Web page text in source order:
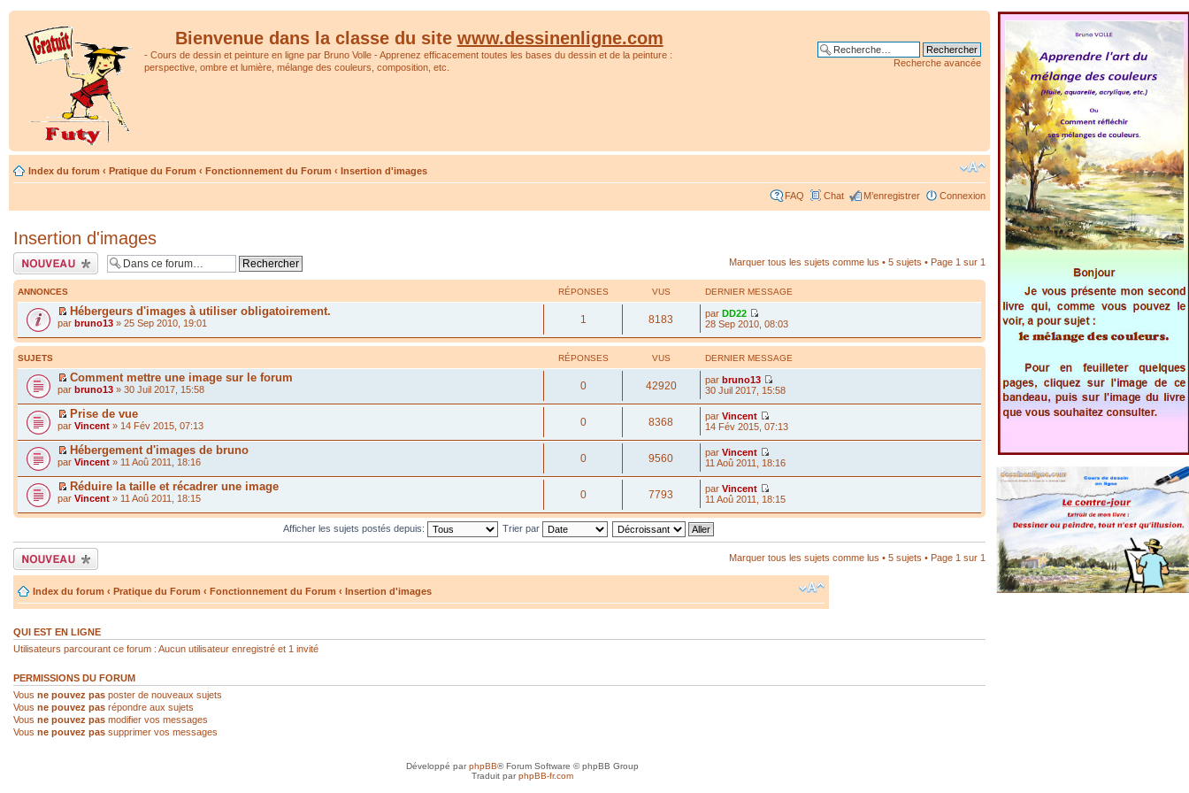
Bienvenue dans la classe du site www.dessinenligne.com
- Cours de dessin et peinture en ligne par Bruno Volle - Apprenez efficacement toutes les bases du dessin et de la peinture :
perspective, ombre et lumière, mélange des couleurs, composition, etc.
Recherche avancée
Index du forum ‹ Pratique du Forum ‹ Fonctionnement du Forum ‹ Insertion d'images
FAQ Chat M’enregistrer Connexion
Insertion d'images
Écrire un nouveau
sujet
Marquer tous les sujets comme lus • 5 sujets • Page 1 sur 1
ANNONCES RÉPONSES VUS DERNIER MESSAGE
Hébergeurs d'images à utiliser obligatoirement.
par bruno13 » 25 Sep 2010, 19:01 1 8183 par DD22
28 Sep 2010, 08:03
SUJETS RÉPONSES VUS DERNIER MESSAGE
Comment mettre une image sur le forum
par bruno13 » 30 Juil 2017, 15:58 0 42920 par bruno13
30 Juil 2017, 15:58
Prise de vue
par Vincent » 14 Fév 2015, 07:13 0 8368 par Vincent
14 Fév 2015, 07:13
Hébergement d'images de bruno
par Vincent » 11 Aoû 2011, 18:16 0 9560 par Vincent
11 Aoû 2011, 18:16
Réduire la taille et récadrer une image
par Vincent » 11 Aoû 2011, 18:15 0 7793 par Vincent
11 Aoû 2011, 18:15
Afficher les sujets postés depuis: Trier par
Écrire un nouveau
sujet
Marquer tous les sujets comme lus • 5 sujets • Page 1 sur 1
Index du forum ‹ Pratique du Forum ‹ Fonctionnement du Forum ‹ Insertion d'images
QUI EST EN LIGNE
Utilisateurs parcourant ce forum : Aucun utilisateur enregistré et 1 invité
PERMISSIONS DU FORUM
Vous ne pouvez pas poster de nouveaux sujets
Vous ne pouvez pas répondre aux sujets
Vous ne pouvez pas modifier vos messages
Vous ne pouvez pas supprimer vos messages
Développé parphpBB® Forum Software © phpBB Group
Traduit parphpBB-fr.com